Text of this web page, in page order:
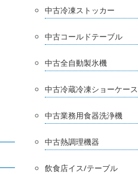
中古冷凍ストッカー
中古コールドテーブル
中古全自動製氷機
中古冷蔵冷凍ショーケース
中古業務用食器洗浄機
中古熱調理機器
飲食店イス/テーブル